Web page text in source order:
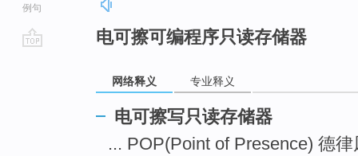
例句
电可擦可编程序只读存储器
网络释义 专业释义
电可擦写只读存储器
... POP(Point of Presence) 德